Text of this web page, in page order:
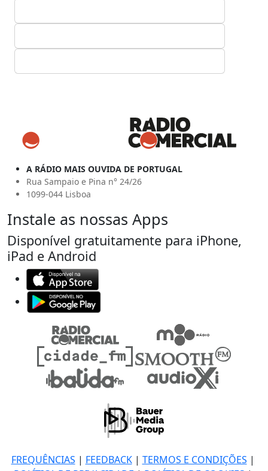
A RÁDIO MAIS OUVIDA DE PORTUGAL
Rua Sampaio e Pina n° 24/26
1099-044 Lisboa
Instale as nossas Apps
Disponível gratuitamente para iPhone,
iPad e Android
FREQUÊNCIAS | FEEDBACK| TERMOS E CONDIÇÕES |